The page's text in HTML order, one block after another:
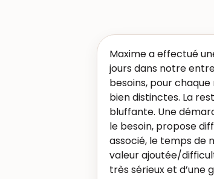
Maxime a effectué
jours dans notre
besoins, pour
bien distinctes. La
bluffante. Une
le besoin, propose
associé, le temps de
valeur ajoutée/
très sérieux et d’une